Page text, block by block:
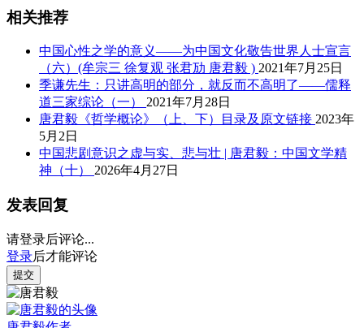
相关推荐
中国心性之学的意义——为中国文化敬告世界人士宣言
（六）(牟宗三 徐复观 张君劢 唐君毅 ) 2021年7月25日
季谦先生：只讲高明的部分，就反而不高明了——儒释
道三家综论（一）
2021年7月28日
唐君毅《哲学概论》（上、下）目录及原文链接 2023年
5月2日
中国悲剧意识之虚与实、悲与壮 | 唐君毅：中国文学精
神（十）
2026年4月27日
发表回复
请登录后评论...
登录后才能评论
提交